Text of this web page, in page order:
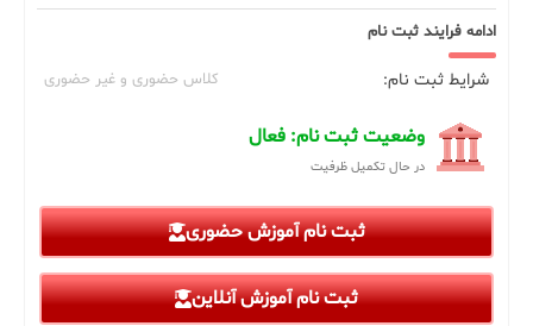
ادامه فرایند ثبت نام
شرایط ثبت نام: کلاس حضوری و غیر حضوری
وضعیت ثبت نام: فعال
در حال تکمیل ظرفیت
ثبت نام آموزش حضوری
ثبت نام آموزش آنلاین